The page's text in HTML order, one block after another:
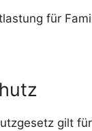
für
gilt